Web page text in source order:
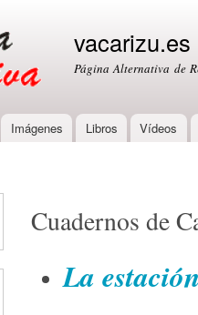
vacarizu.es
Página Alternativa de
Imágenes Libros Vídeos
Cuadernos de
La